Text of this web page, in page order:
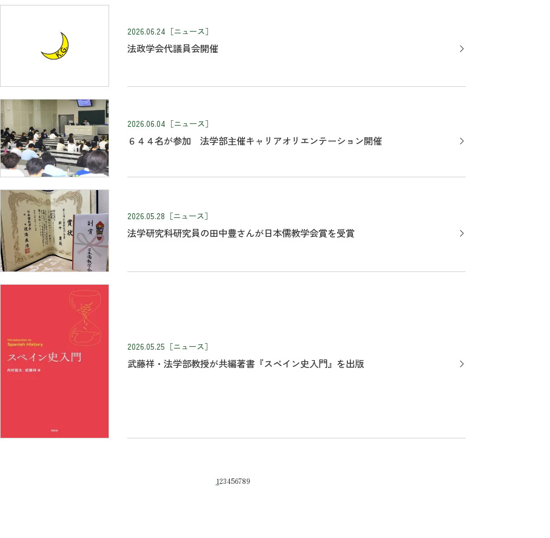
2026.06.24 ［ニュース］
法政学会代議員会開催
2026.06.04 ［ニュース］
６４４名が参加 法学部主催キャリアオリエンテーション開催
2026.05.28 ［ニュース］
法学研究科研究員の田中豊さんが日本儒教学会賞を受賞
2026.05.25 ［ニュース］
武藤祥・法学部教授が共編著書『スペイン史入門』を出版
123456789